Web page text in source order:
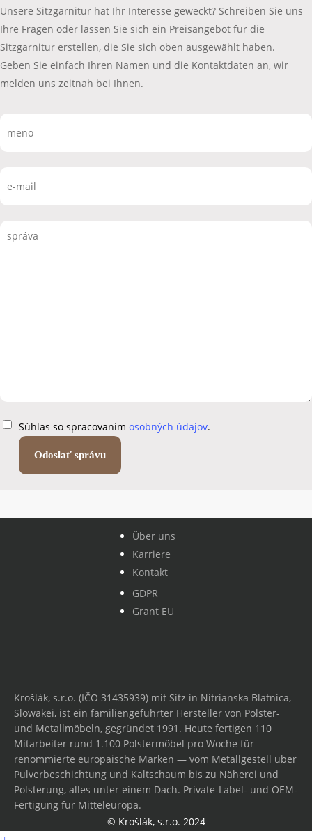
Unsere Sitzgarnitur hat Ihr Interesse geweckt? Schreiben Sie uns
Ihre Fragen oder lassen Sie sich ein Preisangebot für die
Sitzgarnitur erstellen, die Sie sich oben ausgewählt haben.
Geben Sie einfach Ihren Namen und die Kontaktdaten an, wir
melden uns zeitnah bei Ihnen.
Súhlas so spracovanímosobných údajov.
Über uns
Karriere
Kontakt
GDPR
Grant EU
Krošlák, s.r.o. (IČO 31435939) mit Sitz in Nitrianska Blatnica,
Slowakei, ist ein familiengeführter Hersteller von Polster-
und Metallmöbeln, gegründet 1991. Heute fertigen 110
Mitarbeiter rund 1.100 Polstermöbel pro Woche für
renommierte europäische Marken — vom Metallgestell über
Pulverbeschichtung und Kaltschaum bis zu Näherei und
Polsterung, alles unter einem Dach. Private-Label- und OEM-
Fertigung für Mitteleuropa.
© Krošlák, s.r.o. 2024